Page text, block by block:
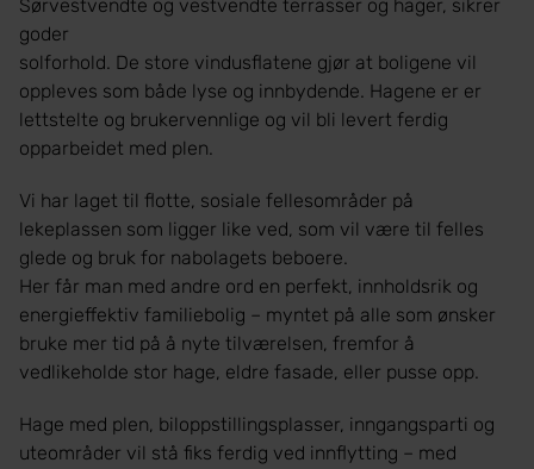
Sørvestvendte og vestvendte terrasser og hager, sikrer
goder
solforhold. De store vindusflatene gjør at boligene vil
oppleves som både lyse og innbydende. Hagene er er
lettstelte og brukervennlige og vil bli levert ferdig
opparbeidet med plen.
Vi har laget til flotte, sosiale fellesområder på
lekeplassen som ligger like ved, som vil være til felles
glede og bruk for nabolagets beboere.
Her får man med andre ord en perfekt, innholdsrik og
energieffektiv familiebolig – myntet på alle som ønsker
bruke mer tid på å nyte tilværelsen, fremfor å
vedlikeholde stor hage, eldre fasade, eller pusse opp.
Hage med plen, biloppstillingsplasser, inngangsparti og
uteområder vil stå fiks ferdig ved innflytting – med